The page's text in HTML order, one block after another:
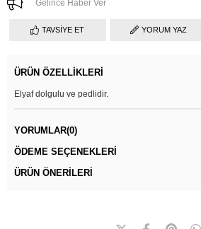
Gelince Haber Ver
TAVSIYE ET YORUM YAZ
ÜRÜN ÖZELLIKLERI
Elyaf dolgulu ve pedlidir.
YORUMLAR(0)
ÖDEME SEÇENEKLERI
ÜRÜN ÖNERILERI